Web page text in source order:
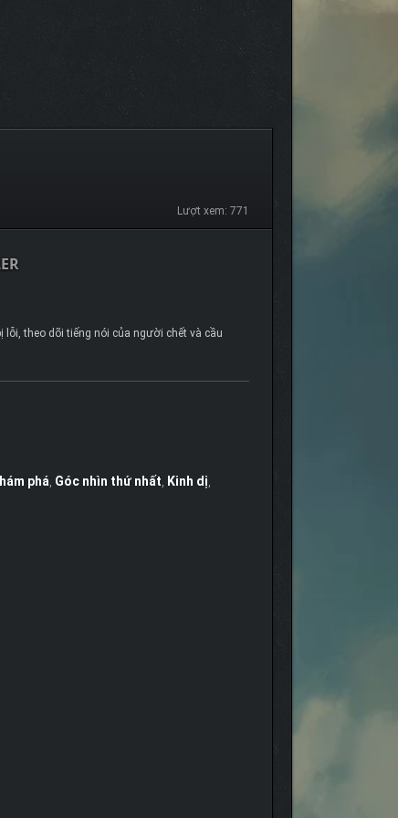
Lượt xem: 771
lỗi, theo dõi tiếng nói của người chết và cầu
phá Góc nhìn thứ nhất Kinh dị